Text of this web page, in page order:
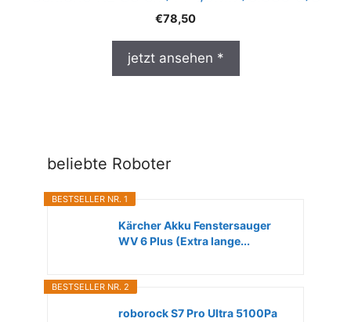
€78,50
jetzt ansehen *
beliebte Roboter
BESTSELLER NR. 1
Kärcher Akku Fenstersauger
WV 6 Plus (Extra lange...
BESTSELLER NR. 2
roborock S7 Pro Ultra 5100Pa